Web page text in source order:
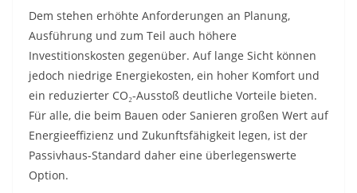
Dem stehen erhöhte Anforderungen an Planung,
Ausführung und zum Teil auch höhere
Investitionskosten gegenüber. Auf lange Sicht können
jedoch niedrige Energiekosten, ein hoher Komfort und
ein reduzierter CO₂-Ausstoß deutliche Vorteile bieten.
Für alle, die beim Bauen oder Sanieren großen Wert auf
Energieeffizienz und Zukunftsfähigkeit legen, ist der
Passivhaus-Standard daher eine überlegenswerte
Option.